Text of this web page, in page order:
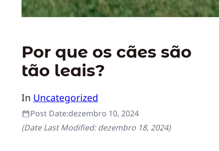
Por que os cães são
tão leais?
In Uncategorized
Post Date:dezembro 10, 2024
(Date Last Modified:dezembro 18, 2024)